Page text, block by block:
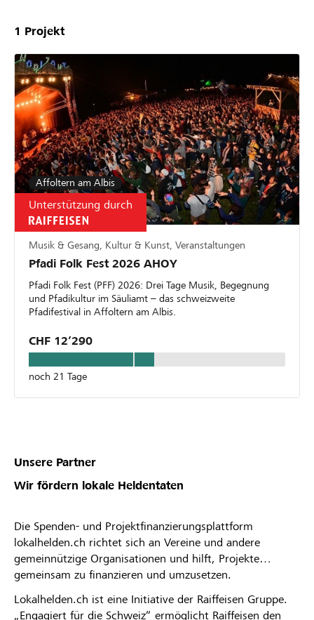
1 Projekt
Affoltern am Albis
Unterstützung durch
Musik & Gesang, Kultur & Kunst, Veranstaltungen
Pfadi Folk Fest 2026 AHOY
Pfadi Folk Fest (PFF) 2026: Drei Tage Musik, Begegnung
und Pfadikultur im Säuliamt – das schweizweite
Pfadifestival in Affoltern am Albis.
CHF 12’290
noch 21 Tage
Unsere Partner
Wir fördern lokale Heldentaten
Die Spenden- und Projektfinanzierungsplattform
lokalhelden.ch richtet sich an Vereine und andere
gemeinnützige Organisationen und hilft, Projekte
gemeinsam zu finanzieren und umzusetzen.
Lokalhelden.ch ist eine Initiative der Raiffeisen Gruppe.
„Engagiert für die Schweiz“ ermöglicht Raiffeisen den